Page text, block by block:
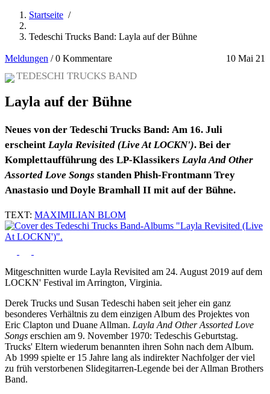
Startseite /
Tedeschi Trucks Band: Layla auf der Bühne
Meldungen 10 Mai 21
/0 Kommentare
TEDESCHI TRUCKS BAND
Layla auf der Bühne
Neues von der Tedeschi Trucks Band: Am 16. Juli
erscheint Layla Revisited (Live At LOCKN'). Bei der
Komplettaufführung des LP-Klassikers Layla And Other
Assorted Love Songs standen Phish-Frontmann Trey
Anastasio und Doyle Bramhall II mit auf der Bühne.
TEXT: MAXIMILIAN BLOM
Mitgeschnitten wurde Layla Revisited am 24. August 2019 auf dem
LOCKN' Festival im Arrington, Virginia.
Derek Trucks und Susan Tedeschi haben seit jeher ein ganz
besonderes Verhältnis zu dem einzigen Album des Projektes von
Eric Clapton und Duane Allman. Layla And Other Assorted Love
Songs erschien am 9. November 1970: Tedeschis Geburtstag.
Trucks' Eltern wiederum benannten ihren Sohn nach dem Album.
Ab 1999 spielte er 15 Jahre lang als indirekter Nachfolger der viel
zu früh verstorbenen Slidegitarren-Legende bei der Allman Brothers
Band.